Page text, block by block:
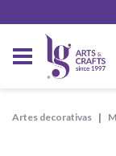
artes decorativas